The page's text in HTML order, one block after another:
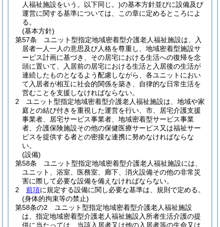
人福祉施設をいう。以下同じ。)の基本方針並びに設備及び
運営に関する基準については、この章に定めるところによ
る。
(基本方針)
第57条
ユニット型指定地域密着型介護老人福祉施設は、入
居者一人一人の意思及び人格を尊重し、地域密着型施設サ
ービス計画に基づき、その居宅における生活への復帰を念
頭に置いて、入居前の居宅における生活と入居後の生活が
連続したものとなるよう配慮しながら、各ユニットにおい
て入居者が相互に社会的関係を築き、自律的な日常生活を
営むことを支援しなければならない。
2
ユニット型指定地域密着型介護老人福祉施設は、地域や家
庭との結び付きを重視した運営を行い、市、居宅介護支援
事業者、居宅サービス事業者、地域密着型サービス事業
者、介護保険施設その他の保健医療サービス又は福祉サー
ビスを提供する者との密接な連携に努めなければならな
い。
(設備)
第58条
ユニット型指定地域密着型介護老人福祉施設には、
ユニット、浴室、医務室、廊下、消火設備その他の非常災
害に際して必要な設備を備えなければならない。
2
前項に規定する設備に関し必要な基準は、規則で定める。
(身体的拘束等の禁止)
第58条の2
ユニット型指定地域密着型介護老人福祉施設
は、指定地域密着型介護老人福祉施設入所者生活介護の提
供に当たっては、当該入居者又は他の入居者等の生命又は